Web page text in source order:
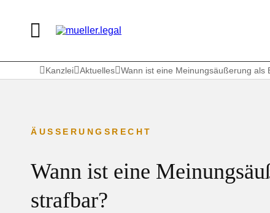
Kanzlei Aktuelles Wann ist eine Meinungsäußerung als
ÄUSSERUNGSRECHT
Wann ist eine
strafbar?